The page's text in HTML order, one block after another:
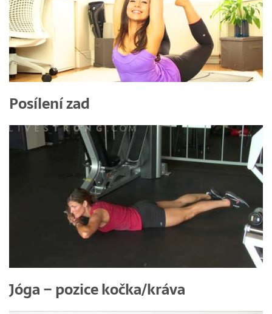
Posílení zad
Jóga – pozice kočka/kráva